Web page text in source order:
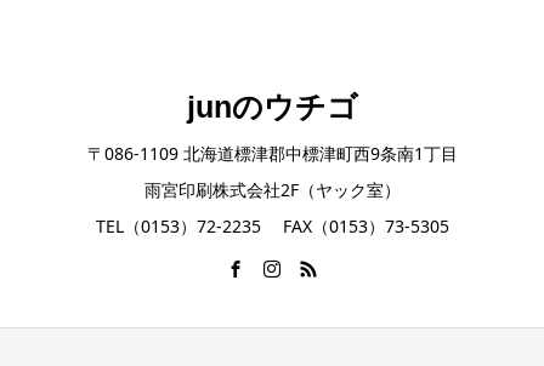
junのウチゴ
〒086-1109 北海道標津郡中標津町西9条南1丁目
雨宮印刷株式会社2F（ヤック室）
TEL（0153）72-2235 FAX（0153）73-5305